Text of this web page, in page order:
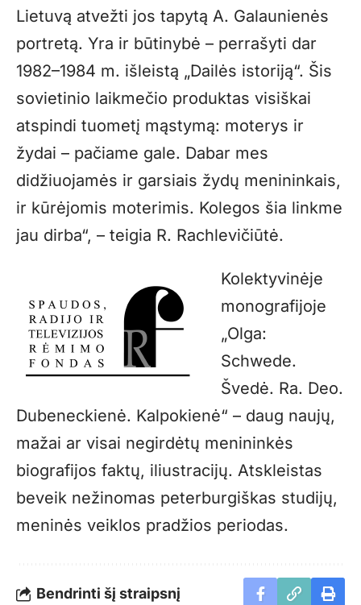
Lietuvą atvežti jos tapytą A. Galaunienės
portretą. Yra ir būtinybė – perrašyti dar
1982–1984 m. išleistą „Dailės istoriją“. Šis
sovietinio laikmečio produktas visiškai
atspindi tuometį mąstymą: moterys ir
žydai – pačiame gale. Dabar mes
didžiuojamės ir garsiais žydų menininkais,
ir kūrėjomis moterimis. Kolegos šia linkme
jau dirba“, – teigia R. Rachlevičiūtė.
Kolektyvinėje
monografijoje
„Olga:
Schwede.
Švedė. Ra. Deo.
Dubeneckienė. Kalpokienė“ – daug naujų,
mažai ar visai negirdėtų menininkės
biografijos faktų, iliustracijų. Atskleistas
beveik nežinomas peterburgiškas studijų,
meninės veiklos pradžios periodas.
Bendrinti šį straipsnį